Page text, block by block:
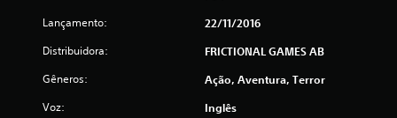
e
1
Lançamento: 22/11/2016
Distribuidora: FRICTIONAL GAMES AB
Gêneros: Ação, Aventura, Terror
Voz: Inglês